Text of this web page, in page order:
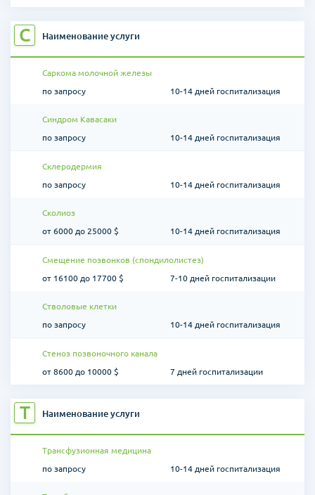
С Наименование услуги
Саркома молочной железы
по запросу
10-14 дней госпитализация
Синдром Кавасаки
по запросу
10-14 дней госпитализация
Склеродермия
по запросу
10-14 дней госпитализация
Сколиоз
от 6000 до 25000 $
10-14 дней госпитализация
Смещение позвонков (спондилолистез)
от 16100 до 17700 $
7-10 дней госпитализации
Стволовые клетки
по запросу
10-14 дней госпитализация
Стеноз позвоночного канала
от 8600 до 10000 $
7 дней госпитализации
Т Наименование услуги
Трансфузионная медицина
по запросу
10-14 дней госпитализация